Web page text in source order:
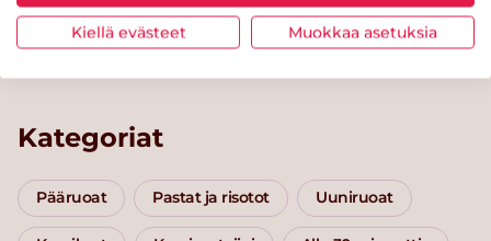
Possu-perunapelti
Kategoriat
Pääruoat Pastat ja risotot Uuniruoat
Kiellä evästeet Muokkaa asetuksia